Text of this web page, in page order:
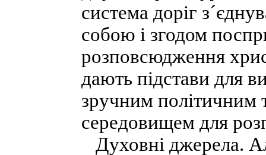
система доріг
собою і згодом
розповсюдження
дають підстави для
зручним політичним
середовищем для
Духовні джерела.